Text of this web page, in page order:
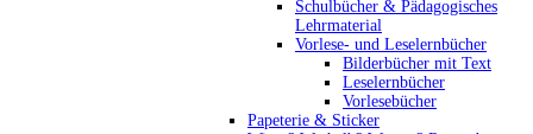
Schulbücher & Pädagogisches
Lehrmaterial
Vorlese- und Leselernbücher
Bilderbücher mit Text
Leselernbücher
Vorlesebücher
Papeterie & Sticker